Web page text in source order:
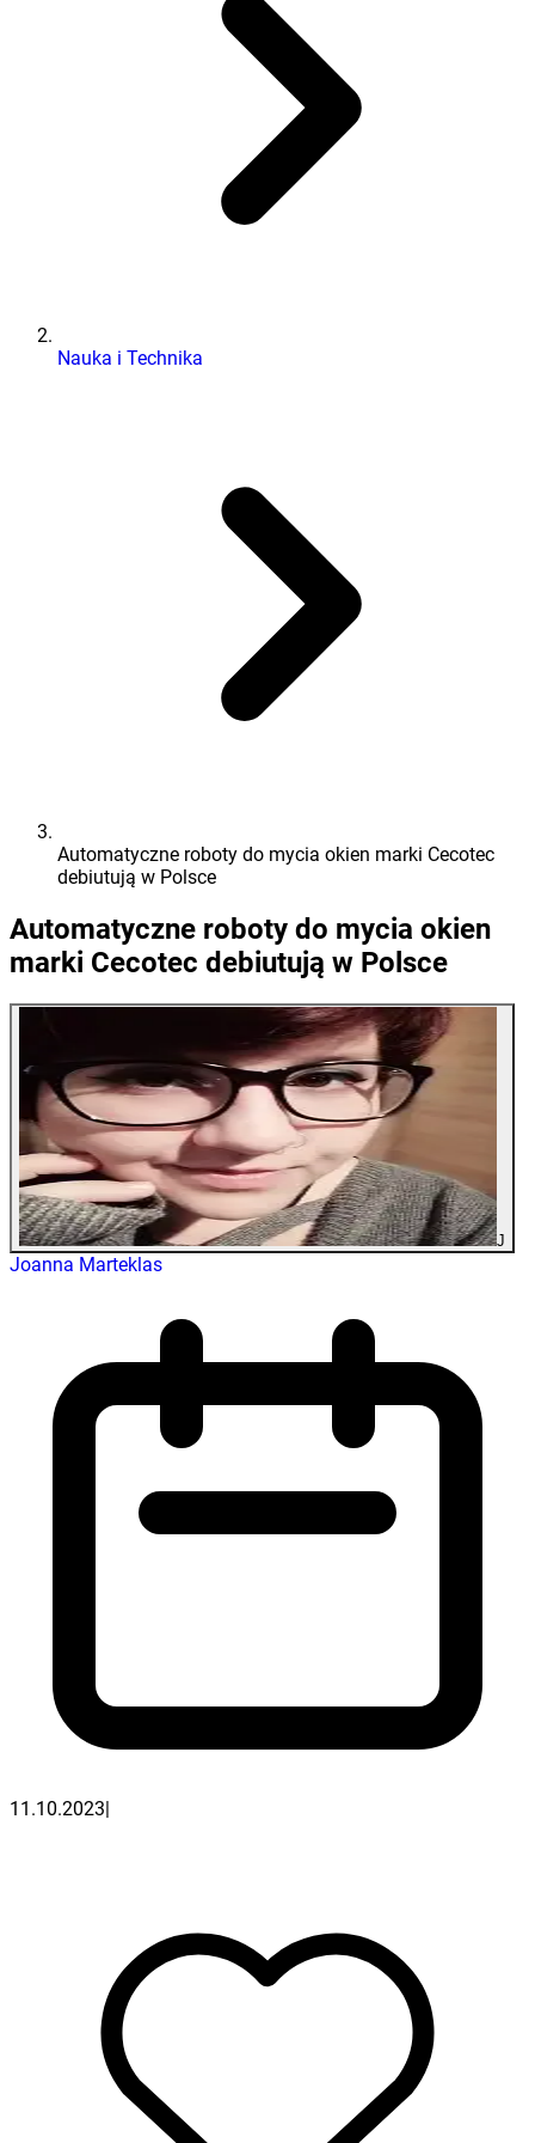
Nauka i Technika
Automatyczne roboty do mycia okien marki Cecotec
debiutują w Polsce
Automatyczne roboty do mycia okien
marki Cecotec debiutują w Polsce
J
Joanna Marteklas
11.10.2023|